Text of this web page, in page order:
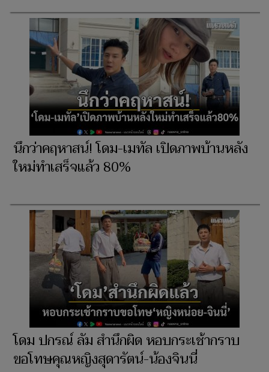
นึกว่าคฤหาสน์! โดม-เมทัล เปิดภาพบ้านหลัง
ใหม่ทำเสร็จแล้ว 80%
โดม ปกรณ์ ลัม สำนึกผิด หอบกระเช้ากราบ
ขอโทษคุณหญิงสุดารัตน์-น้องจินนี่